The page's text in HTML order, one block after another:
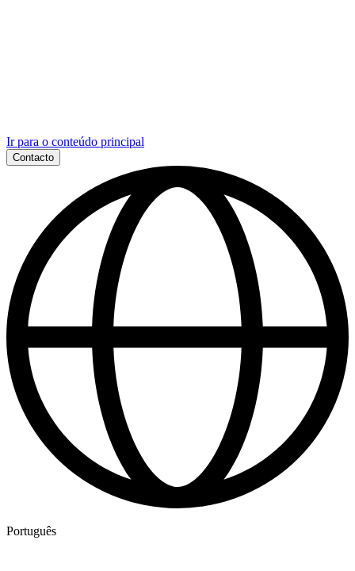
Ir para o conteúdo principal
Contacto
Português